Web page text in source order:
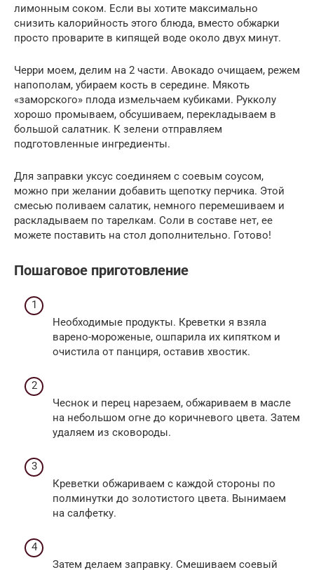
лимонным соком. Если вы хотите максимально
снизить калорийность этого блюда, вместо обжарки
просто проварите в кипящей воде около двух минут.
Черри моем, делим на 2 части. Авокадо очищаем, режем
напополам, убираем кость в середине. Мякоть
«заморского» плода измельчаем кубиками. Рукколу
хорошо промываем, обсушиваем, перекладываем в
большой салатник. К зелени отправляем
подготовленные ингредиенты.
Для заправки уксус соединяем с соевым соусом,
можно при желании добавить щепотку перчика. Этой
смесью поливаем салатик, немного перемешиваем и
раскладываем по тарелкам. Соли в составе нет, ее
можете поставить на стол дополнительно. Готово!
Пошаговое приготовление
Необходимые продукты. Креветки я взяла
варено-мороженые, ошпарила их кипятком и
очистила от панциря, оставив хвостик.
Чеснок и перец нарезаем, обжариваем в масле
на небольшом огне до коричневого цвета. Затем
удаляем из сковороды.
Креветки обжариваем с каждой стороны по
полминутки до золотистого цвета. Вынимаем
на салфетку.
Затем делаем заправку. Смешиваем соевый